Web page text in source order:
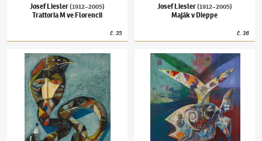
Josef Liesler(1912–2005)
Trattoria M ve Florencii
č.35
Josef Liesler(1912–2005)
Maják v Dieppe
č.36
Josef Liesler(1912–2005)Kobra a vlk Josef Liesler(1912–2005)Podivná ryba